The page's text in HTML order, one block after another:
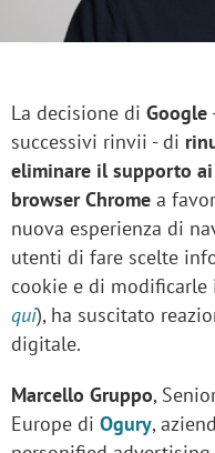
La decisione di Google
successivi rinvii - di
eliminare il supporto
browser Chrome a
nuova esperienza di
utenti di fare scelte
cookie e di modificarle
qui), ha suscitato
digitale.
Marcello Gruppo,
Europe di Ogury,